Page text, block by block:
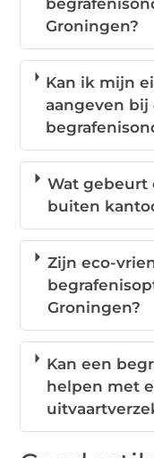
Groningen?
Kan ik mijn
aangeven bij
Wat gebeurt
buiten
Zijn eco-
Groningen?
Kan een
helpen met